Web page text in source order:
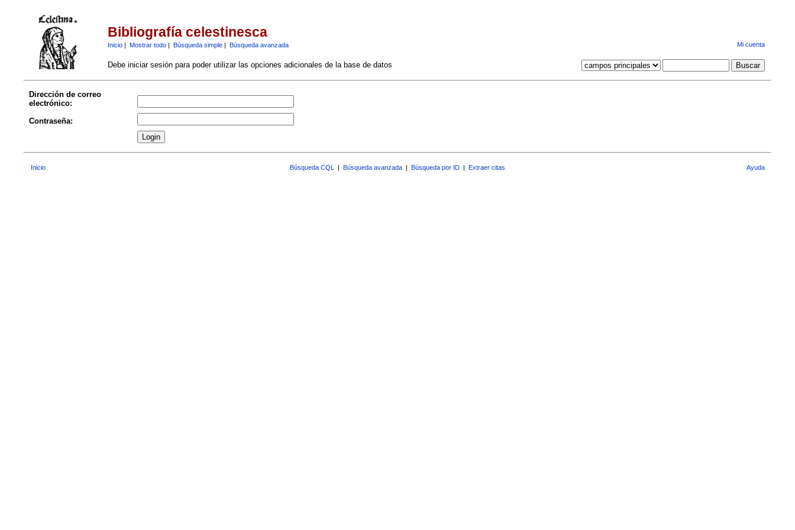
Bibliografía celestinesca
Inicio| Mostrar todo| Búsqueda simple| Búsqueda avanzada Mi cuenta
Debe iniciar sesión para poder utilizar las opciones adicionales de la base de datos
Dirección de correo
electrónico:
Contraseña:
Inicio Búsqueda CQL | Búsqueda avanzada | Búsqueda por ID | Extraer citas Ayuda